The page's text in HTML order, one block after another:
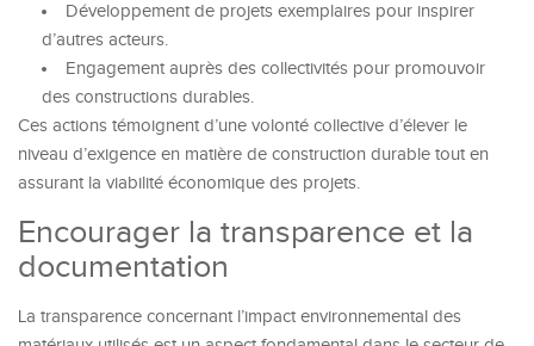
Développement de projets exemplaires pour inspirer
d’autres acteurs.
Engagement auprès des collectivités pour promouvoir
des constructions durables.
Ces actions témoignent d’une volonté collective d’élever le
niveau d’exigence en matière de construction durable tout en
assurant la viabilité économique des projets.
Encourager la transparence et la
documentation
La transparence concernant l’impact environnemental des